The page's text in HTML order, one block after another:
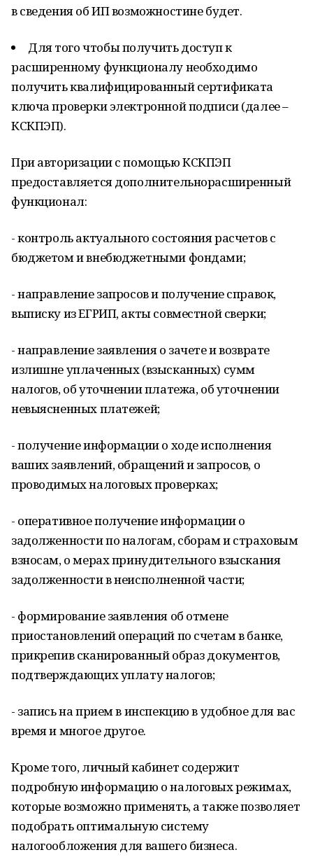
в сведения об ИП возможностине будет.
Для того чтобы получить доступ к
расширенному функционалу необходимо
получить квалифицированный сертификата
ключа проверки электронной подписи (далее –
КСКПЭП).
При авторизации с помощью КСКПЭП
предоставляется дополнительнорасширенный
функционал:
- контроль актуального состояния расчетов с
бюджетом и внебюджетными фондами;
- направление запросов и получение справок,
выписку из ЕГРИП, акты совместной сверки;
- направление заявления о зачете и возврате
излишне уплаченных (взысканных) сумм
налогов, об уточнении платежа, об уточнении
невыясненных платежей;
- получение информации о ходе исполнения
ваших заявлений, обращений и запросов, о
проводимых налоговых проверках;
- оперативное получение информации о
задолженности по налогам, сборам и страховым
взносам, о мерах принудительного взыскания
задолженности в неисполненной части;
- формирование заявления об отмене
приостановлений операций по счетам в банке,
прикрепив сканированный образ документов,
подтверждающих уплату налогов;
- запись на прием в инспекцию в удобное для вас
время и многое другое.
Кроме того, личный кабинет содержит
подробную информацию о налоговых режимах,
которые возможно применять, а также позволяет
подобрать оптимальную систему
налогообложения для вашего бизнеса.